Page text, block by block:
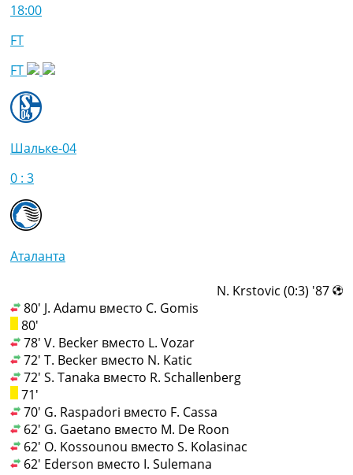
18:00
FT
FT
Шальке-04
0 : 3
Аталанта
80' J. Adamu вместо C. Gomis
80'
78' V. Becker вместо L. Vozar
72' T. Becker вместо N. Katic
72' S. Tanaka вместо R. Schallenberg
71'
70' G. Raspadori вместо F. Cassa
62' G. Gaetano вместо M. De Roon
62' O. Kossounou вместо S. Kolasinac
62' Ederson вместо I. Sulemana